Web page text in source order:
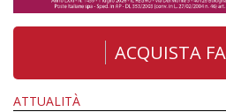
ACQUISTA
ATTUALITÀ